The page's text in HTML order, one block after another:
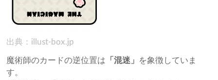
出典：illust-box.jp
魔術師のカードの逆位置は 「混迷」 を象徴していま
す。